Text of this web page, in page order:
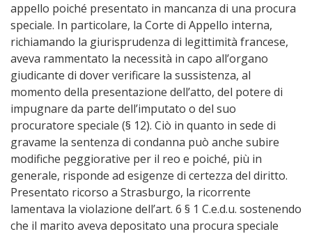
appello poiché presentato in mancanza di una procura
speciale. In particolare, la Corte di Appello interna,
richiamando la giurisprudenza di legittimità francese,
aveva rammentato la necessità in capo all’organo
giudicante di dover verificare la sussistenza, al
momento della presentazione dell’atto, del potere di
impugnare da parte dell’imputato o del suo
procuratore speciale (§ 12). Ciò in quanto in sede di
gravame la sentenza di condanna può anche subire
modifiche peggiorative per il reo e poiché, più in
generale, risponde ad esigenze di certezza del diritto.
Presentato ricorso a Strasburgo, la ricorrente
lamentava la violazione dell’art. 6 § 1 C.e.d.u. sostenendo
che il marito aveva depositato una procura speciale